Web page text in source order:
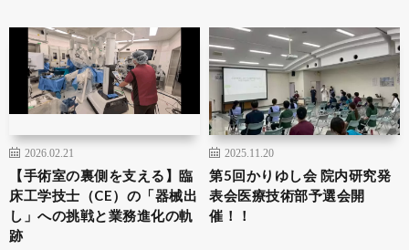
2026.02.21
【手術室の裏側を支える】臨
床工学技士（CE）の「器械出
し」への挑戦と業務進化の軌
跡
2025.11.20
第5回かりゆし会 院内研究発
表会医療技術部予選会開
催！！